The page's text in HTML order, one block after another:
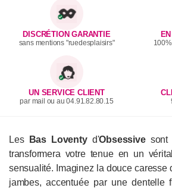
DISCRÉTION GARANTIE
sans mentions "ruedesplaisirs"
UN SERVICE CLIENT
par mail ou au 04.91.82.80.15
Les Bas Loventyd'Obsessivesont
transformera votre tenue en un
sensualité. Imaginez la douce caresse
jambes, accentuée par une dentelle